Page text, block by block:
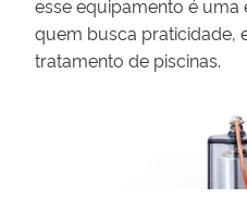
esse equipamento é uma
quem busca praticidade,
tratamento de piscinas.